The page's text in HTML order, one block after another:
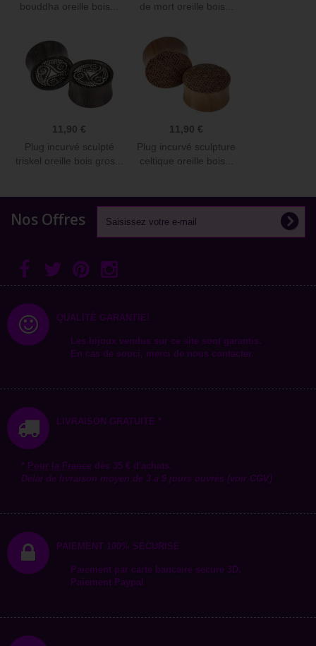
bouddha oreille bois...
de mort oreille bois...
11,90 €
Plug incurvé sculpté
triskel oreille bois gros...
11,90 €
Plug incurvé sculpture
celtique oreille bois...
Nos Offres
QUALITÉ GARANTIE!
Les bijoux vendus sur ce site sont garantis.
En cas de souci, merci de nous contacter.
LIVRAISON GRATUITE *
* Pour la France dès 35 € d'achats.
Délai de livraison moyen de 3 à 9 jours ouvrés (voir CGV)
PAIEMENT 100% SÉCURISÉ
Paiement par carte bancaire secure 3D.
Paiement Paypal